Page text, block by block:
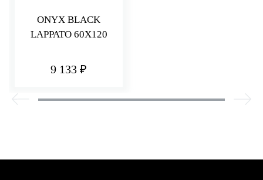
ONYX BLACK
LAPPATO 60X120
9 133 ₽